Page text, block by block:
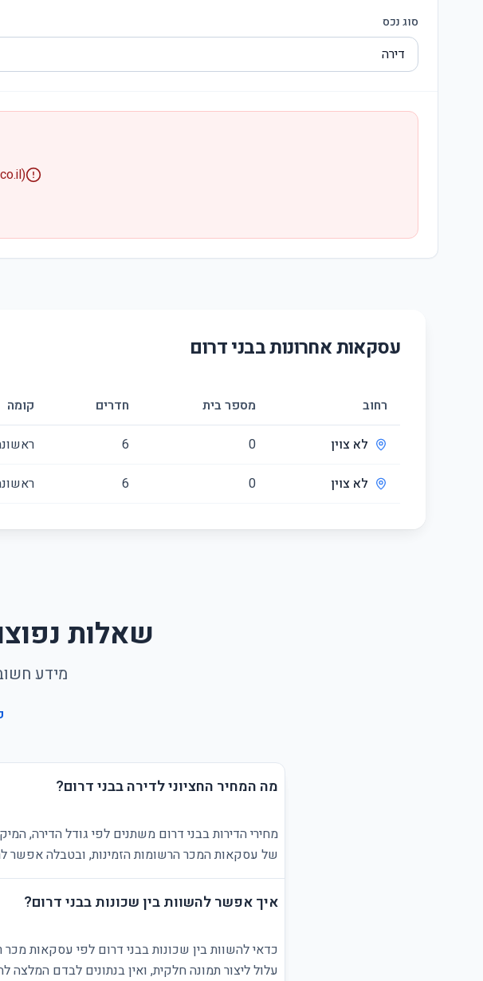
סוג נכס
עסקאות אחרונות בבני דרום
רחוב מספר בית חדרים קומה
לא צוין 0
6
לא צוין 0
6
שאלות
מידע
מה המחיר החציוני לדירה בבני דרום?
מחירי הדירות בבני דרום משתנים לפי גודל הדירה,
של עסקאות המכר הרשומות הזמינות, ובטבלה אפשר
איך אפשר להשוות בין שכונות בבני דרום?
כדאי להשוות בין שכונות בבני דרום לפי עסקאות
עלול ליצור תמונה חלקית, ואין בנתונים לבדם המלצה